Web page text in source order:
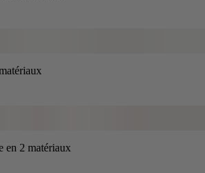
en 2 matériaux